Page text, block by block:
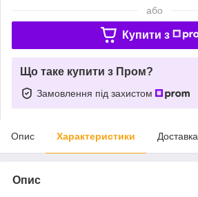
або
Купити з
Що таке купити з Пром?
Замовлення під захистом
Опис Характеристики Доставка
Опис